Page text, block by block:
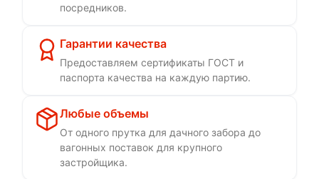
посредников.
Гарантии качества
Предоставляем сертификаты ГОСТ и
паспорта качества на каждую партию.
Любые объемы
От одного прутка для дачного забора до
вагонных поставок для крупного
застройщика.